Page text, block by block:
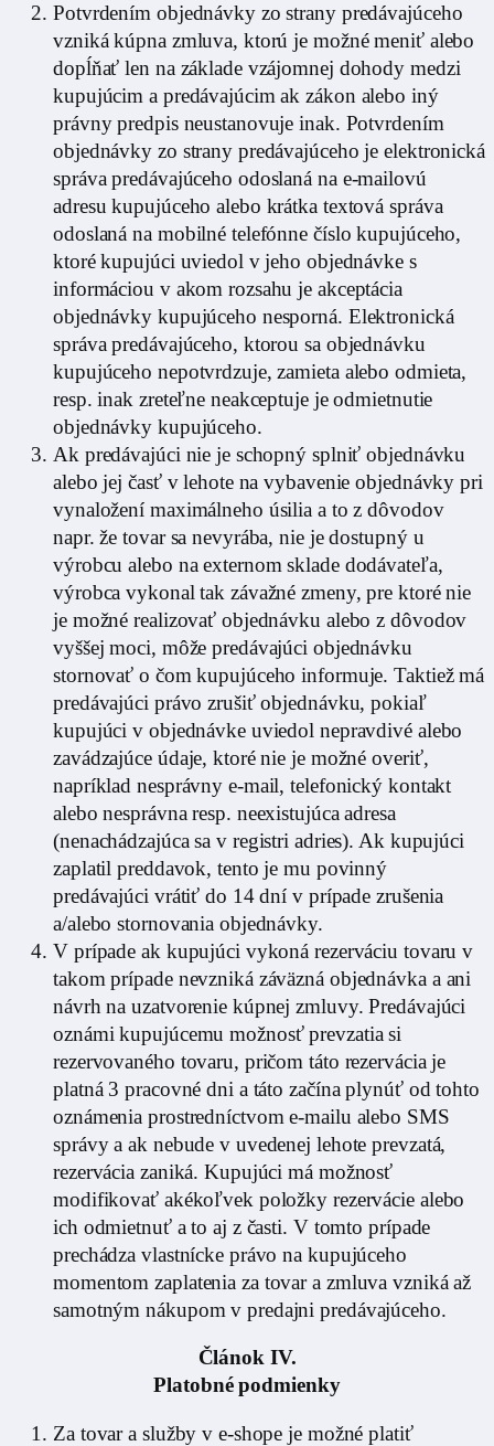
Potvrdením objednávky zo strany predávajúceho
vzniká kúpna zmluva, ktorú je možné meniť alebo
dopĺňať len na základe vzájomnej dohody medzi
kupujúcim a predávajúcim ak zákon alebo iný
právny predpis neustanovuje inak. Potvrdením
objednávky zo strany predávajúceho je elektronická
správa predávajúceho odoslaná na e-mailovú
adresu kupujúceho alebo krátka textová správa
odoslaná na mobilné telefónne číslo kupujúceho,
ktoré kupujúci uviedol v jeho objednávke s
informáciou v akom rozsahu je akceptácia
objednávky kupujúceho nesporná. Elektronická
správa predávajúceho, ktorou sa objednávku
kupujúceho nepotvrdzuje, zamieta alebo odmieta,
resp. inak zreteľne neakceptuje je odmietnutie
objednávky kupujúceho.
Ak predávajúci nie je schopný splniť objednávku
alebo jej časť v lehote na vybavenie objednávky pri
vynaložení maximálneho úsilia a to z dôvodov
napr. že tovar sa nevyrába, nie je dostupný u
výrobcu alebo na externom sklade dodávateľa,
výrobca vykonal tak závažné zmeny, pre ktoré nie
je možné realizovať objednávku alebo z dôvodov
vyššej moci, môže predávajúci objednávku
stornovať o čom kupujúceho informuje. Taktiež má
predávajúci právo zrušiť objednávku, pokiaľ
kupujúci v objednávke uviedol nepravdivé alebo
zavádzajúce údaje, ktoré nie je možné overiť,
napríklad nesprávny e-mail, telefonický kontakt
alebo nesprávna resp. neexistujúca adresa
(nenachádzajúca sa v registri adries). Ak kupujúci
zaplatil preddavok, tento je mu povinný
predávajúci vrátiť do 14 dní v prípade zrušenia
a/alebo stornovania objednávky.
V prípade ak kupujúci vykoná rezerváciu tovaru v
takom prípade nevzniká záväzná objednávka a ani
návrh na uzatvorenie kúpnej zmluvy. Predávajúci
oznámi kupujúcemu možnosť prevzatia si
rezervovaného tovaru, pričom táto rezervácia je
platná 3 pracovné dni a táto začína plynúť od tohto
oznámenia prostredníctvom e-mailu alebo SMS
správy a ak nebude v uvedenej lehote prevzatá,
rezervácia zaniká. Kupujúci má možnosť
modifikovať akékoľvek položky rezervácie alebo
ich odmietnuť a to aj z časti. V tomto prípade
prechádza vlastnícke právo na kupujúceho
momentom zaplatenia za tovar a zmluva vzniká až
samotným nákupom v predajni predávajúceho.
Článok IV.
Platobné podmienky
Za tovar a služby v e-shope je možné platiť